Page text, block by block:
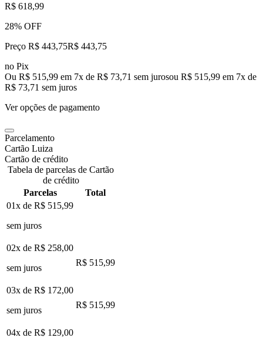
R$ 618,99
28% OFF
Preço R$ 443,75R$ 443,75
no Pix
Ou R$ 515,99 em 7x de R$ 73,71 sem jurosou R$ 515,99 em 7x de
R$ 73,71 sem juros
Ver opções de pagamento
Parcelamento
Cartão Luiza
Cartão de crédito
Tabela de parcelas de Cartão
de crédito
Parcelas
Total
01x de R$ 515,99
sem juros
02x de R$ 258,00
sem juros
R$ 515,99
03x de R$ 172,00
sem juros
R$ 515,99
04x de R$ 129,00